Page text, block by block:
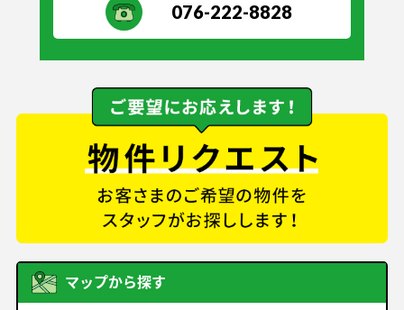
076-222-8828
マップから探す